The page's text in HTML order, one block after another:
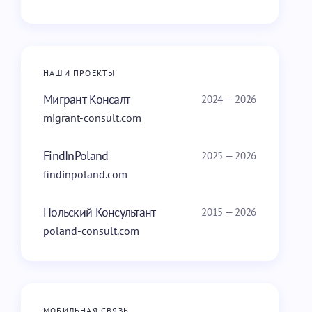
НАШИ ПРОЕКТЫ
Мигрант Консалт 2024 — 2026
migrant-consult.com
FindInPoland 2025 — 2026
findinpoland.com
Польский Консультант 2015 — 2026
poland-consult.com